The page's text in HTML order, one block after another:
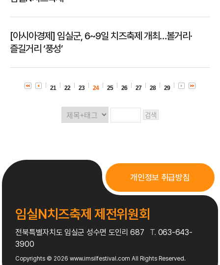
[아시아경제] 임실군, 6~9일 치즈축제 개최…볼거리·
즐길거리 ‘풍성’
21 22 23 24 25 26 27 28 29
임실N치즈축제 제전위원회
전북특별자치도 임실군 성수면 도인리 687 T. 063-643-
3900
개인정보 취급방침
Copyrights © 2026www.imsilfestival.com All Rights Reserved.